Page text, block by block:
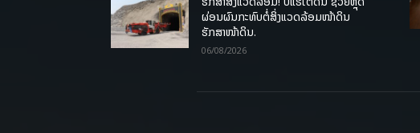
ຜ່ອນຜົນກະທົບຕໍ່ສິ່ງແວດລ້ອມໜ້າດິນ
ຮັກສາໜ້າດິນ.
06/08/2026